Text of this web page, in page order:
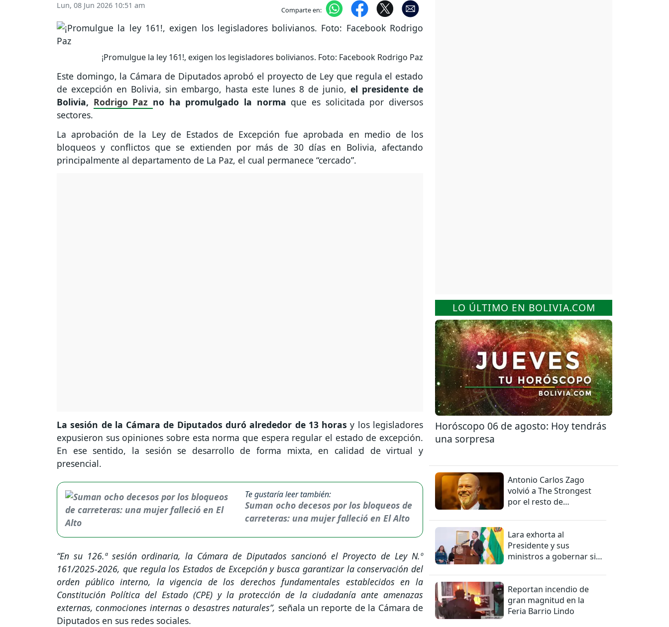
Lun, 08 Jun 2026 10:51 am Comparte en:
¡Promulgue la ley 161!, exigen los legisladores bolivianos. Foto: Facebook Rodrigo Paz
Este domingo, la Cámara de Diputados aprobó el proyecto de Ley que regula el estado
de excepción en Bolivia, sin embargo, hasta este lunes 8 de junio, el presidente de
Bolivia, Rodrigo Paz no ha promulgado la norma que es solicitada por diversos
sectores.
La aprobación de la Ley de Estados de Excepción fue aprobada en medio de los
bloqueos y conflictos que se extienden por más de 30 días en Bolivia, afectando
principalmente al departamento de La Paz, el cual permanece “cercado”.
La sesión de la Cámara de Diputados duró alrededor de 13 horas y los legisladores
expusieron sus opiniones sobre esta norma que espera regular el estado de excepción.
En ese sentido, la sesión se desarrollo de forma mixta, en calidad de virtual y
presencial.
Te gustaría leer también:
Suman ocho decesos por los bloqueos de
carreteras: una mujer falleció en El Alto
“En su 126.ª sesión ordinaria, la Cámara de Diputados sancionó el Proyecto de Ley N.º
161/2025-2026, que regula los Estados de Excepción y busca garantizar la conservación del
orden público interno, la vigencia de los derechos fundamentales establecidos en la
Constitución Política del Estado (CPE) y la protección de la ciudadanía ante amenazas
externas, conmociones internas o desastres naturales”, señala un reporte de la Cámara de
Diputados en sus redes sociales.
LO ÚLTIMO EN BOLIVIA.COM
Horóscopo 06 de agosto: Hoy tendrás
una sorpresa
Antonio Carlos Zago
volvió a The Strongest
por el resto de
Lara exhorta al
Presidente y sus
ministros a gobernar sin
Reportan incendio de
gran magnitud en la
Feria Barrio Lindo